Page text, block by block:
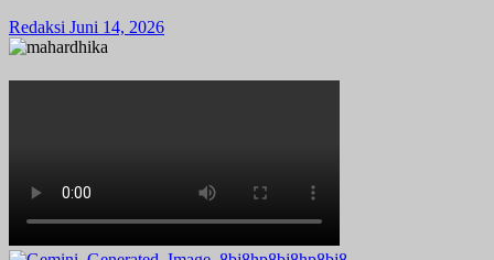
Redaksi Juni 14, 2026